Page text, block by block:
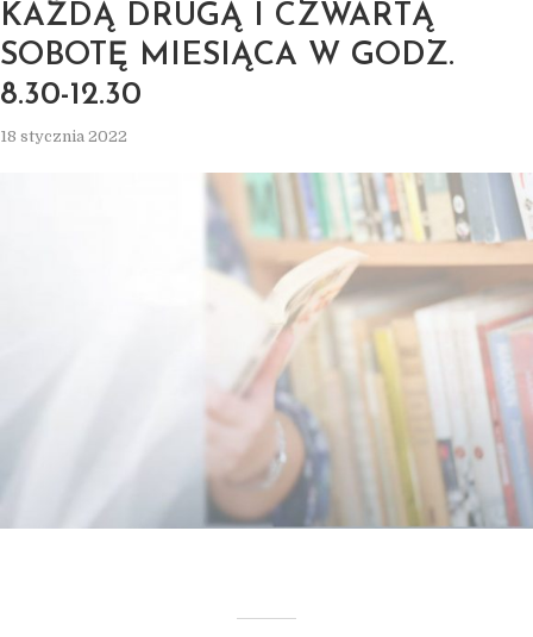
KAŻDĄ DRUGĄ I CZWARTĄ
SOBOTĘ MIESIĄCA W GODZ.
8.30-12.30
18 stycznia 2022